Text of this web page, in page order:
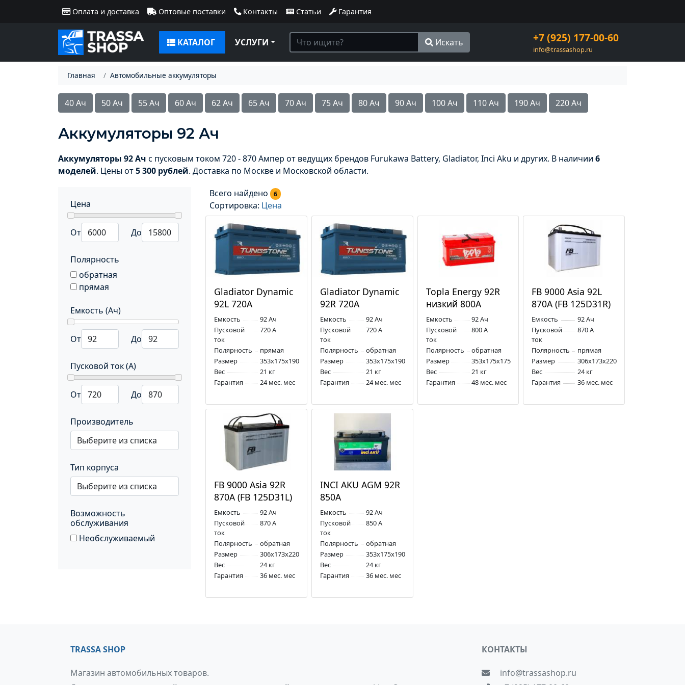
Оплата и доставка Оптовые поставки Контакты Статьи Гарантия
КАТАЛОГ УСЛУГИ Искать +7 (925) 177-00-60
info@trassashop.ru
Главная Автомобильные аккумуляторы
40 Ач 50 Ач 55 Ач 60 Ач 62 Ач 65 Ач 70 Ач 75 Ач 80 Ач 90 Ач 100 Ач 110 Ач 190 Ач 220 Ач
Аккумуляторы 92 Ач
Аккумуляторы 92 Ач с пусковым током 720 - 870 Ампер от ведущих брендов Furukawa Battery, Gladiator, Inci Aku и других. В наличии 6
моделей. Цены от5 300 рублей. Доставка по Москве и Московской области.
Цена
От До
Полярность
обратная
прямая
Емкость (Ач)
От До
Пусковой ток (А)
От До
Производитель
Тип корпуса
Возможность
обслуживания
Необслуживаемый
Всего найдено 6
Сортировка: Цена
Gladiator Dynamic
92L 720А
Емкость
92 Ач
Пусковой
ток
720 А
Полярность
прямая
Размер
353x175x190
Вес
21 кг
Гарантия
24 мес. мес
Gladiator Dynamic
92R 720А
Емкость
92 Ач
Пусковой
ток
720 А
Полярность
обратная
Размер
353x175x190
Вес
21 кг
Гарантия
24 мес. мес
Topla Energy 92R
низкий 800A
Емкость
92 Ач
Пусковой
ток
800 А
Полярность
обратная
Размер
353x175x175
Вес
21 кг
Гарантия
48 мес. мес
FB 9000 Asia 92L
870A (FB 125D31R)
Емкость
92 Ач
Пусковой
ток
870 А
Полярность
прямая
Размер
306x173x220
Вес
24 кг
Гарантия
36 мес. мес
FB 9000 Asia 92R
870A (FB 125D31L)
Емкость
92 Ач
Пусковой
ток
870 А
Полярность
обратная
Размер
306x173x220
Вес
24 кг
Гарантия
36 мес. мес
INCI AKU AGM 92R
850A
Емкость
92 Ач
Пусковой
ток
850 А
Полярность
обратная
Размер
353x175x190
Вес
24 кг
Гарантия
36 мес. мес
TRASSA SHOP
Магазин автомобильных товаров.
КОНТАКТЫ
info@trassashop.ru